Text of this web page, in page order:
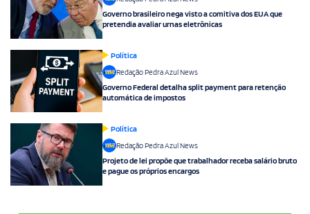
Governo brasileiro nega visto a comitiva dos EUA que
pretendia avaliar urnas eletrônicas
Política
Redação Pedra Azul News
Governo Federal detalha split payment para retenção
automática de impostos
Política
Redação Pedra Azul News
Projeto de lei propõe que trabalhador receba salário bruto
e pague os próprios encargos